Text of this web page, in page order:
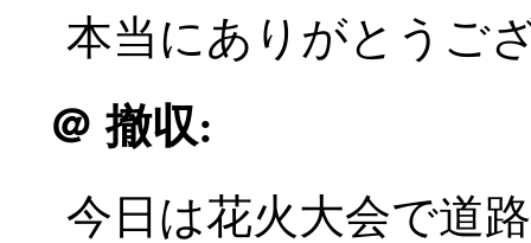
本当にありがとうご
＠ 撤収:
今日は花火大会で道